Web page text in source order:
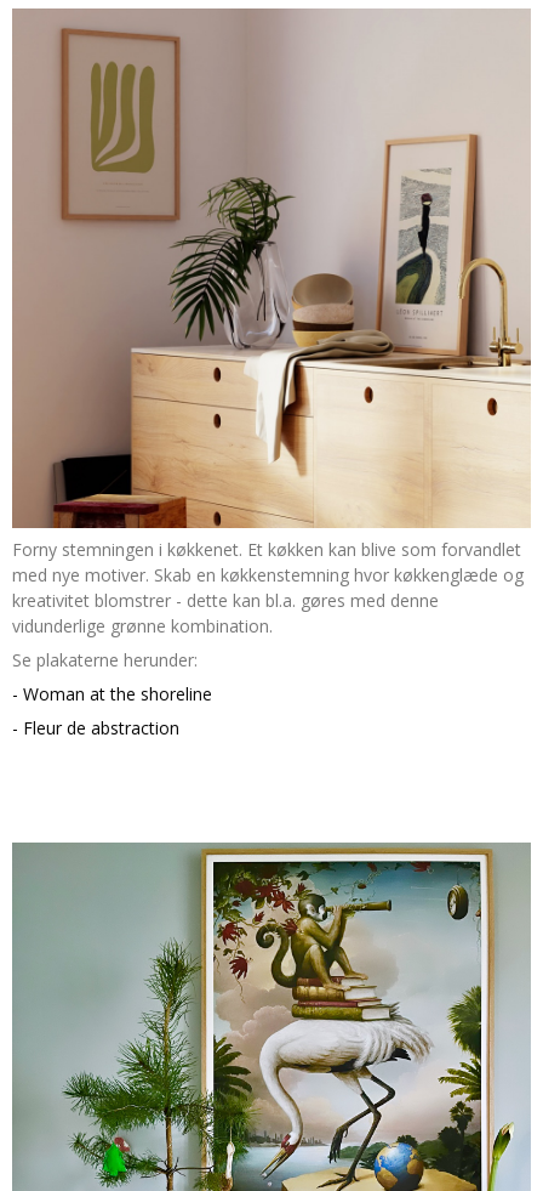
Forny stemningen i køkkenet. Et køkken kan blive som forvandlet
med nye motiver. Skab en køkkenstemning hvor køkkenglæde og
kreativitet blomstrer - dette kan bl.a. gøres med denne
vidunderlige grønne kombination.
Se plakaterne herunder:
- Woman at the shoreline
- Fleur de abstraction